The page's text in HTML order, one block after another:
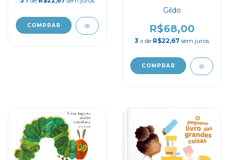
Gildo
R$68,00
3 x de R$22,67 sem juros